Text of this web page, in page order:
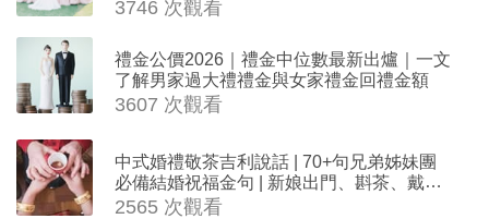
3746 次觀看
禮金公價2026｜禮金中位數最新出爐｜一文
了解男家過大禮禮金與女家禮金回禮金額
3607 次觀看
中式婚禮敬茶吉利說話 | 70+句兄弟姊妹團
必備結婚祝福金句 | 新娘出門、斟茶、戴金
器時金句
2565 次觀看